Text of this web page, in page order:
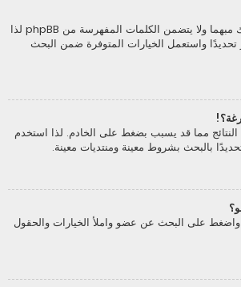
من الممكن أن يكون بحثك مبهما ولا يتضمن الكلمات المفهرسة من phpBB لذا
واستعمل الخيارات المتوفرة ضمن البحث
مما قد يسبب بضغط على الخادم. لذا استخدم
بالبحث بشروط معينة ومنتديات معينة.
على البحث عن عضو واملأ الخيارات والحقول